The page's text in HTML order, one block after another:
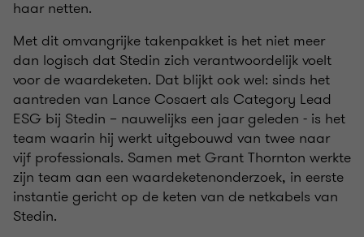
haar netten.
Met dit omvangrijke takenpakket is het niet meer
dan logisch dat Stedin zich verantwoordelijk voelt
voor de waardeketen. Dat blijkt ook wel: sinds het
aantreden van Lance Cosaert als Category Lead
ESG bij Stedin – nauwelijks een jaar geleden - is het
team waarin hij werkt uitgebouwd van twee naar
vijf professionals. Samen met Grant Thornton werkte
zijn team aan een waardeketenonderzoek, in eerste
instantie gericht op de keten van de netkabels van
Stedin.